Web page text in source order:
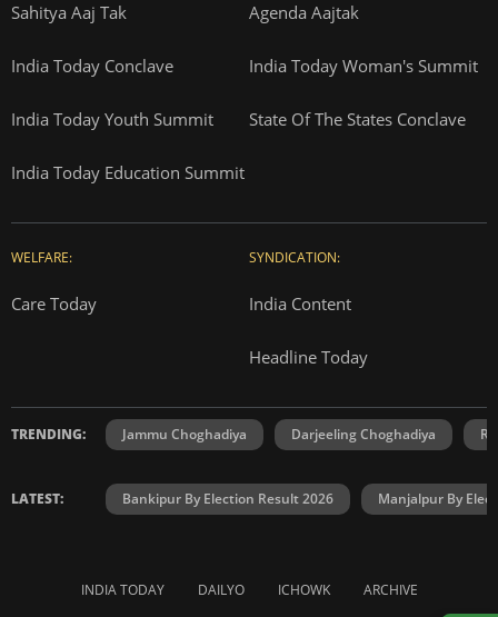
Sahitya Aaj Tak Agenda Aajtak
India Today Conclave India Today Woman's Summit
India Today Youth Summit State Of The States Conclave
India Today Education Summit
WELFARE:
Care Today
SYNDICATION:
India Content
Headline Today
TRENDING: Jammu Choghadiya Darjeeling Choghadiya
LATEST: Bankipur By Election Result 2026 Manjalpur By
INDIA TODAY DAILYO ICHOWK ARCHIVE